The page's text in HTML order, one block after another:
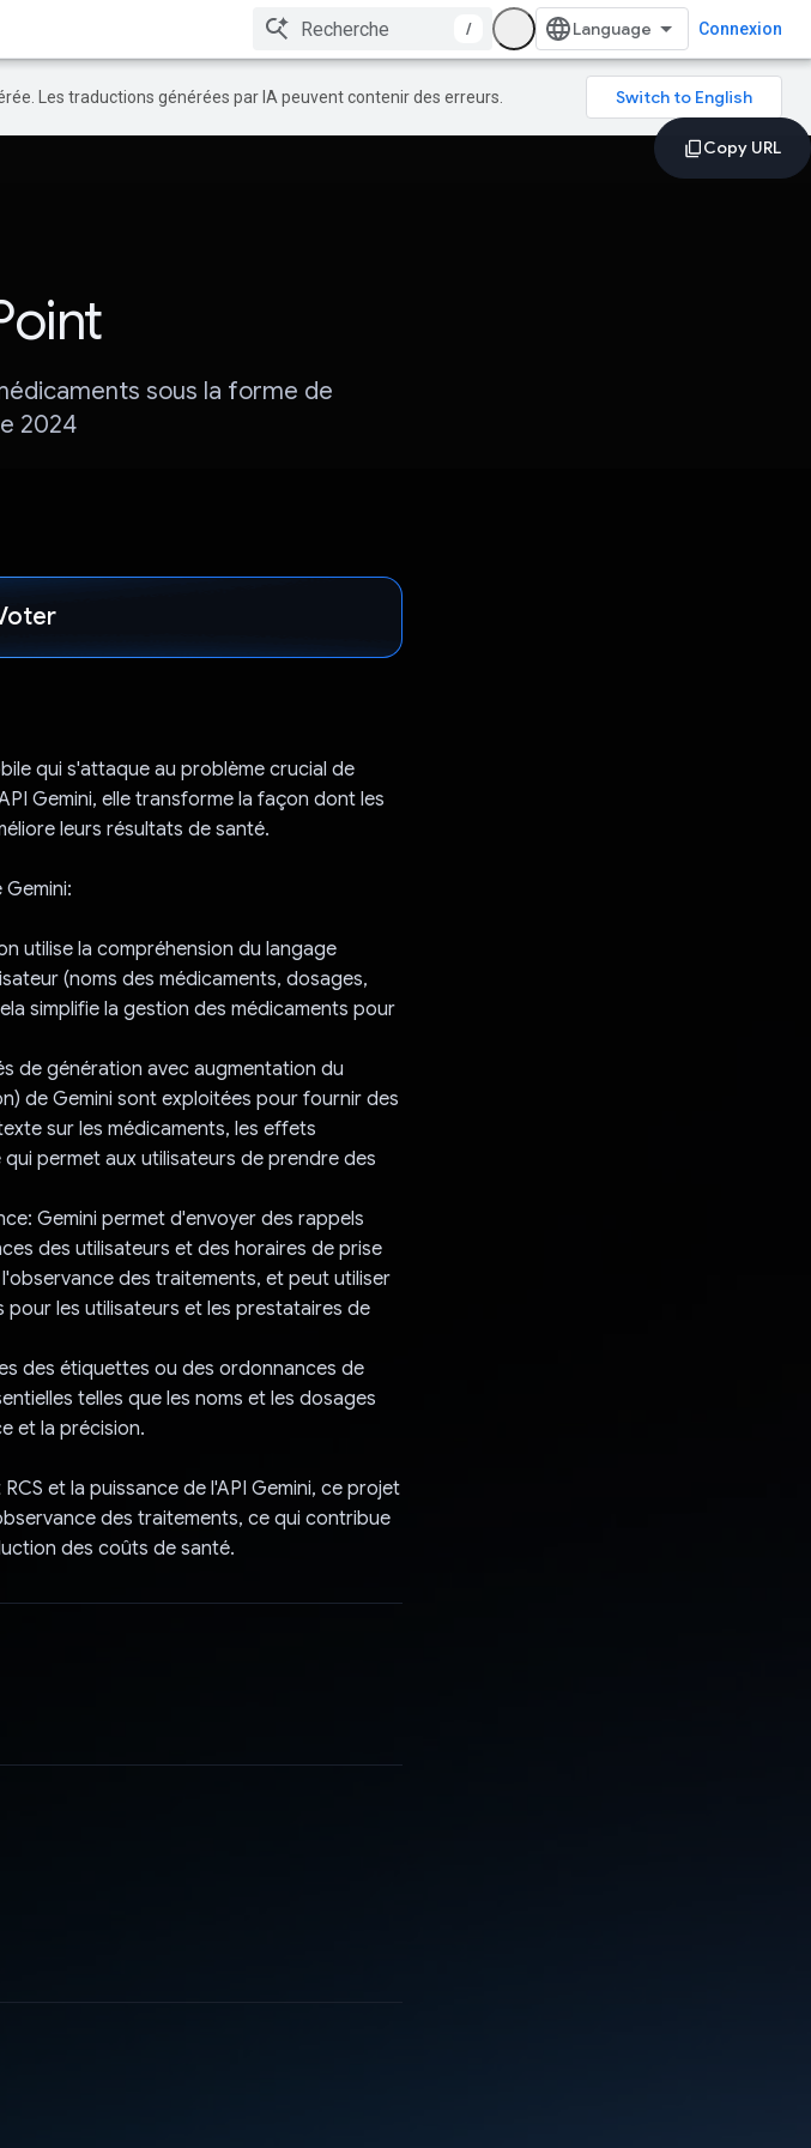
/ Connexion
Les traductions générées par IA peuvent contenir des erreurs.
sous la forme de
2024
qui s'attaque au problème crucial de
Gemini, elle transforme la façon dont les
leurs résultats de santé.
utilise la compréhension du langage
(noms des médicaments, dosages,
simplifie la gestion des médicaments pour
de génération avec augmentation du
de Gemini sont exploitées pour fournir des
sur les médicaments, les effets
permet aux utilisateurs de prendre des
Gemini permet d'envoyer des rappels
des utilisateurs et des horaires de prise
des traitements, et peut utiliser
les utilisateurs et les prestataires de
des étiquettes ou des ordonnances de
telles que les noms et les dosages
et la précision.
et la puissance de l'API Gemini, ce projet
des traitements, ce qui contribue
des coûts de santé.